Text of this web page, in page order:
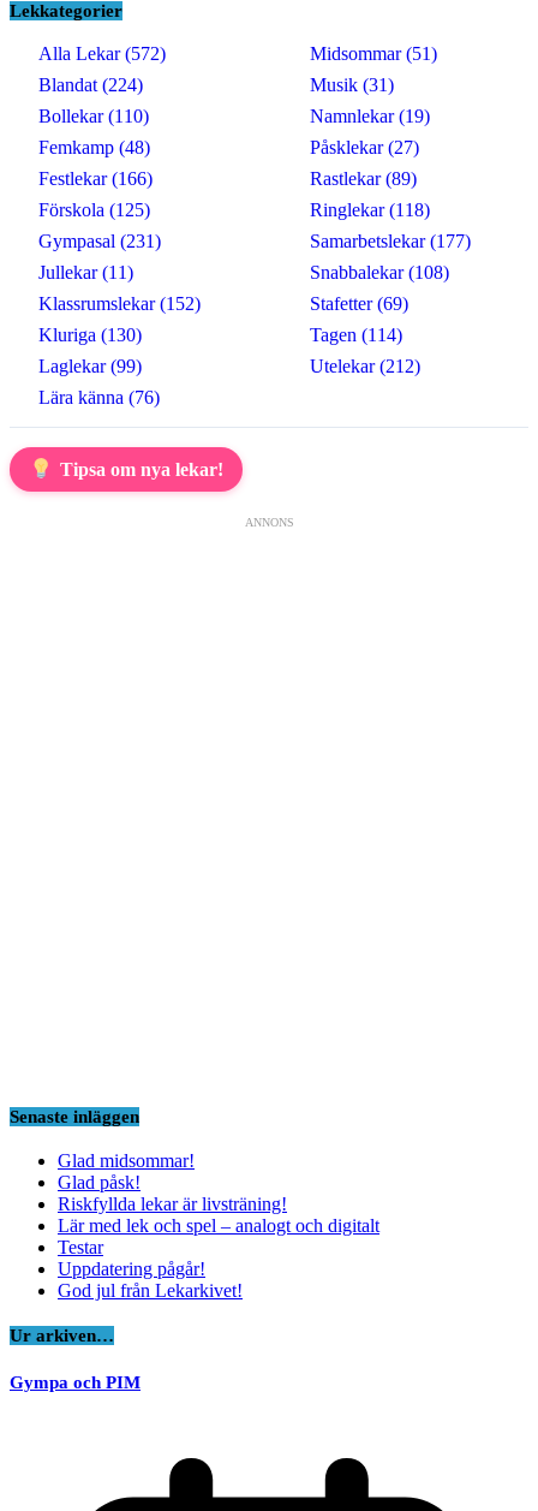
Lekkategorier
Alla Lekar (572)
Blandat (224)
Bollekar (110)
Femkamp (48)
Festlekar (166)
Förskola (125)
Gympasal (231)
Jullekar (11)
Klassrumslekar (152)
Kluriga (130)
Laglekar (99)
Lära känna (76)
Midsommar (51)
Musik (31)
Namnlekar (19)
Påsklekar (27)
Rastlekar (89)
Ringlekar (118)
Samarbetslekar (177)
Snabbalekar (108)
Stafetter (69)
Tagen (114)
Utelekar (212)
Tipsa om nya lekar!
ANNONS
Senaste inläggen
Glad midsommar!
Glad påsk!
Riskfyllda lekar är livsträning!
Lär med lek och spel – analogt och digitalt
Testar
Uppdatering pågår!
God jul från Lekarkivet!
Ur arkiven…
Gympa och PIM